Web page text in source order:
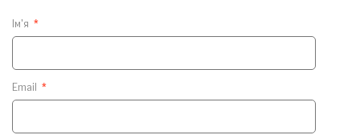
Ім'я *
Email *